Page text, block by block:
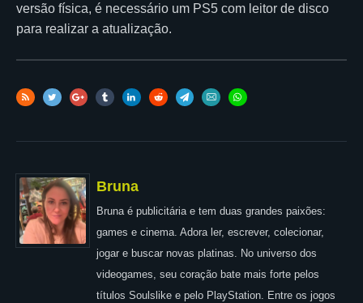
versão física, é necessário um PS5 com leitor de disco
para realizar a atualização.
Bruna
Bruna é publicitária e tem duas grandes paixões:
games e cinema. Adora ler, escrever, colecionar,
jogar e buscar novas platinas. No universo dos
videogames, seu coração bate mais forte pelos
títulos Soulslike e pelo PlayStation. Entre os jogos